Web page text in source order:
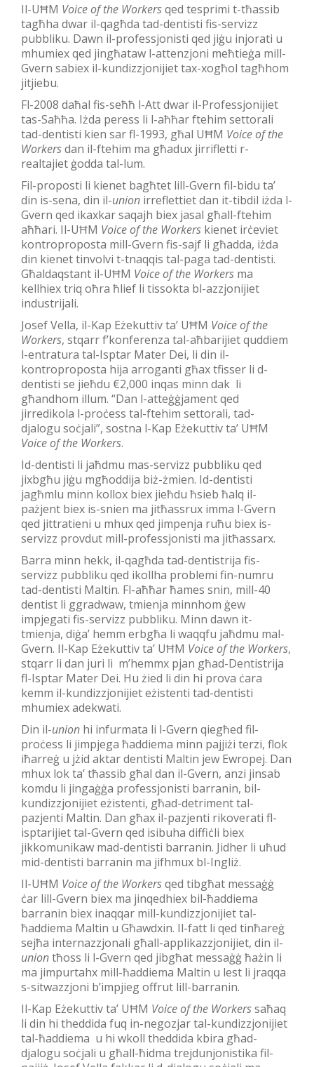
Il-UĦM Voice of the Workersqed tesprimi t-tħassib
tagħha dwar il-qagħda tad-dentisti fis-servizz
pubbliku. Dawn il-professjonisti qed jiġu injorati u
mhumiex qed jingħataw l-attenzjoni meħtieġa mill-
Gvern sabiex il-kundizzjonijiet tax-xogħol tagħhom
jitjiebu.
Fl-2008 daħal fis-seħħ l-Att dwar il-Professjonijiet
tas-Saħħa. Iżda peress li l-aħħar ftehim settorali
tad-dentisti kien sar fl-1993, għal UĦM Voice of the
Workersdan il-ftehim ma għadux jirrifletti r-
realtajiet ġodda tal-lum.
Fil-proposti li kienet bagħtet lill-Gvern fil-bidu ta’
din is-sena, din il-union irreflettiet dan it-tibdil iżda l-
Gvern qed ikaxkar saqajh biex jasal għall-ftehim
aħħari. Il-UĦM Voice of the Workers kienet irċeviet
kontroproposta mill-Gvern fis-sajf li għadda, iżda
din kienet tinvolvi t-tnaqqis tal-paga tad-dentisti.
Għaldaqstant il-UĦM Voice of the Workers ma
kellhiex triq oħra ħlief li tissokta bl-azzjonijiet
industrijali.
Josef Vella, il-Kap Eżekuttiv ta’ UĦM Voice of the
Workers, stqarr f’konferenza tal-aħbarijiet quddiem
l-entratura tal-Isptar Mater Dei, li din il-
kontroproposta hija arroganti għax tfisser li d-
dentisti se jieħdu €2,000 inqas minn dak li
għandhom illum. “Dan l-atteġġjament qed
jirredikola l-proċess tal-ftehim settorali, tad-
djalogu soċjali”, sostna l-Kap Eżekuttiv ta’ UĦM
Voice of the Workers.
Id-dentisti li jaħdmu mas-servizz pubbliku qed
jixbgħu jiġu mgħoddija biż-żmien. Id-dentisti
jagħmlu minn kollox biex jieħdu ħsieb ħalq il-
pażjent biex is-snien ma jitħassrux imma l-Gvern
qed jittratieni u mhux qed jimpenja ruħu biex is-
servizz provdut mill-professjonisti ma jitħassarx.
Barra minn hekk, il-qagħda tad-dentistrija fis-
servizz pubbliku qed ikollha problemi fin-numru
tad-dentisti Maltin. Fl-aħħar ħames snin, mill-40
dentist li ggradwaw, tmienja minnhom ġew
impjegati fis-servizz pubbliku. Minn dawn it-
tmienja, diġa’ hemm erbgħa li waqqfu jaħdmu mal-
Gvern. Il-Kap Eżekuttiv ta’ UĦM Voice of the Workers,
stqarr li dan juri li m’hemmx pjan għad-Dentistrija
fl-Isptar Mater Dei. Hu żied li din hi prova ċara
kemm il-kundizzjonijiet eżistenti tad-dentisti
mhumiex adekwati.
Din il-union hi infurmata li l-Gvern qiegħed fil-
proċess li jimpjega ħaddiema minn pajjiżi terzi, flok
iħarreġ u jżid aktar dentisti Maltin jew Ewropej. Dan
mhux lok ta’ tħassib għal dan il-Gvern, anzi jinsab
komdu li jingaġġa professjonisti barranin, bil-
kundizzjonijiet eżistenti, għad-detriment tal-
pazjenti Maltin. Dan għax il-pazjenti rikoverati fl-
isptarijiet tal-Gvern qed isibuha diffiċli biex
jikkomunikaw mad-dentisti barranin. Jidher li uħud
mid-dentisti barranin ma jifhmux bl-Ingliż.
Il-UĦM Voice of the Workersqed tibgħat messaġġ
ċar lill-Gvern biex ma jinqedhiex bil-ħaddiema
barranin biex inaqqar mill-kundizzjonijiet tal-
ħaddiema Maltin u Għawdxin. Il-fatt li qed tinħareġ
sejħa internazzjonali għall-applikazzjonijiet, din il-
uniontħoss li l-Gvern qed jibgħat messaġġ ħażin li
ma jimpurtahx mill-ħaddiema Maltin u lest li jraqqa
s-sitwazzjoni b’impjieg offrut lill-barranin.
Il-Kap Eżekuttiv ta’ UĦM Voice of the Workerssaħaq
li din hi theddida fuq in-negozjar tal-kundizzjonijiet
tal-ħaddiema u hi wkoll theddida kbira għad-
djalogu soċjali u għall-ħidma trejdunjonistika fil-